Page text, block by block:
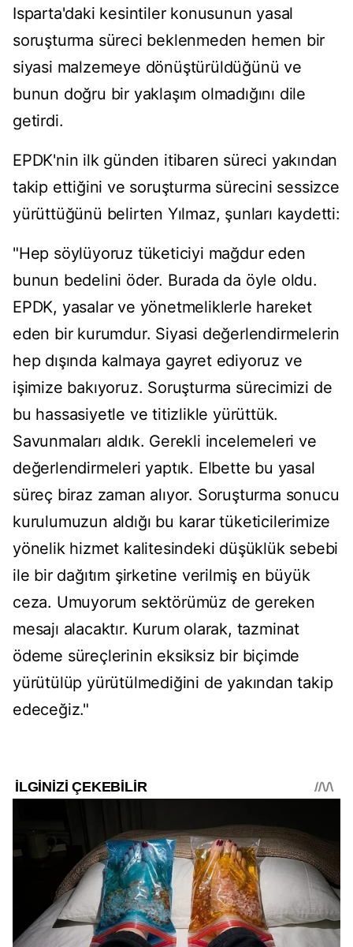
Isparta'daki kesintiler konusunun yasal
soruşturma süreci beklenmeden hemen bir
siyasi malzemeye dönüştürüldüğünü ve
bunun doğru bir yaklaşım olmadığını dile
getirdi.
EPDK'nin ilk günden itibaren süreci yakından
takip ettiğini ve soruşturma sürecini sessizce
yürüttüğünü belirten Yılmaz, şunları kaydetti:
"Hep söylüyoruz tüketiciyi mağdur eden
bunun bedelini öder. Burada da öyle oldu.
EPDK, yasalar ve yönetmeliklerle hareket
eden bir kurumdur. Siyasi değerlendirmelerin
hep dışında kalmaya gayret ediyoruz ve
işimize bakıyoruz. Soruşturma sürecimizi de
bu hassasiyetle ve titizlikle yürüttük.
Savunmaları aldık. Gerekli incelemeleri ve
değerlendirmeleri yaptık. Elbette bu yasal
süreç biraz zaman alıyor. Soruşturma sonucu
kurulumuzun aldığı bu karar tüketicilerimize
yönelik hizmet kalitesindeki düşüklük sebebi
ile bir dağıtım şirketine verilmiş en büyük
ceza. Umuyorum sektörümüz de gereken
mesajı alacaktır. Kurum olarak, tazminat
ödeme süreçlerinin eksiksiz bir biçimde
yürütülüp yürütülmediğini de yakından takip
edeceğiz."